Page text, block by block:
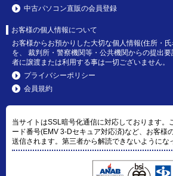
中古パソコン直販の会員登録
お客様の個人情報について
お客様からお預かりした大切な個人情報(住所・
を、 裁判所・警察機関等・公共機関からの提出
者に譲渡または利用する事は一切ございません。
プライバシーポリシー
会員規約
当サイトはSSL暗号化通信に対応しております。
ード番号(EMV 3-Dセキュア対応済)など、お客様
送信されます。第三者から解読できないようにな